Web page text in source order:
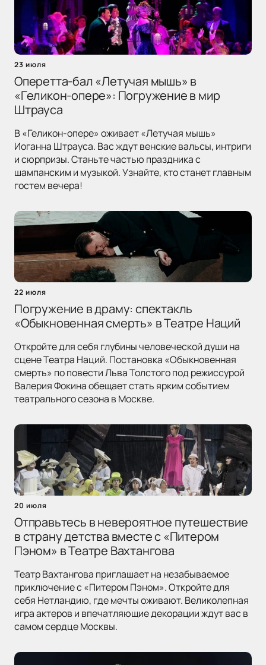
23 июля
Оперетта-бал «Летучая мышь» в
«Геликон-опере»: Погружение в мир
Штрауса
В «Геликон-опере» оживает «Летучая мышь»
Иоганна Штрауса. Вас ждут венские вальсы, интриги
и сюрпризы. Станьте частью праздника с
шампанским и музыкой. Узнайте, кто станет главным
гостем вечера!
22 июля
Погружение в драму: спектакль
«Обыкновенная смерть» в Театре Наций
Откройте для себя глубины человеческой души на
сцене Театра Наций. Постановка «Обыкновенная
смерть» по повести Льва Толстого под режиссурой
Валерия Фокина обещает стать ярким событием
театрального сезона в Москве.
20 июля
Отправьтесь в невероятное путешествие
в страну детства вместе с «Питером
Пэном» в Театре Вахтангова
Театр Вахтангова приглашает на незабываемое
приключение с «Питером Пэном». Откройте для
себя Нетландию, где мечты оживают. Великолепная
игра актеров и впечатляющие декорации ждут вас в
самом сердце Москвы.